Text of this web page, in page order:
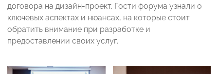
договора на дизайн-проект. Гости форума узнали о
ключевых аспектах и нюансах, на которые стоит
обратить внимание при разработке и
предоставлении своих услуг.